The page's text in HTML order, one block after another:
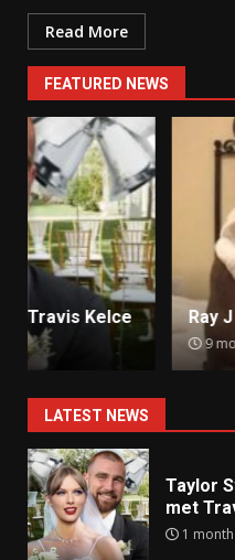
Read More
FEATURED NEWS
Ray J klaagt Kim
9 months ago
LATEST NEWS
Taylor
met
1